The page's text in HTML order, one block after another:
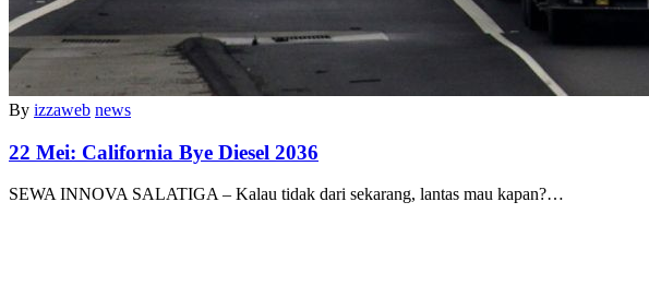
By izzaweb news
22 Mei: California Bye Diesel 2036
SEWA INNOVA SALATIGA – Kalau tidak dari sekarang, lantas mau kapan?…